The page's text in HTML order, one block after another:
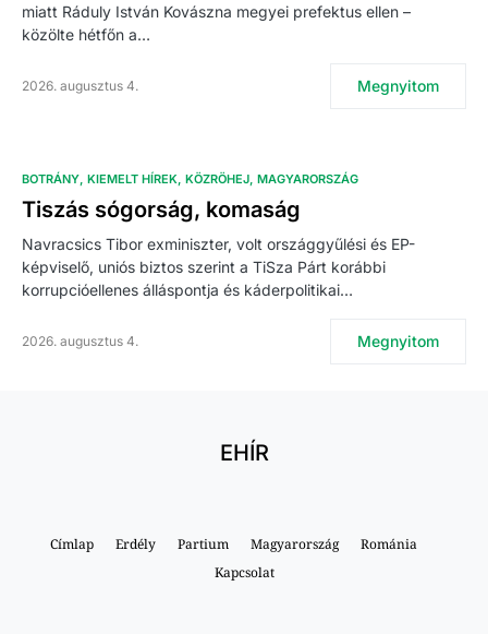
miatt Ráduly István Kovászna megyei prefektus ellen –
közölte hétfőn a…
2026. augusztus 4. Megnyitom
BOTRÁNY KIEMELT HÍREK KÖZRÖHEJ MAGYARORSZÁG
Tiszás sógorság, komaság
Navracsics Tibor exminiszter, volt országgyűlési és EP-
képviselő, uniós biztos szerint a TiSza Párt korábbi
korrupcióellenes álláspontja és káderpolitikai…
2026. augusztus 4. Megnyitom
EHÍR
Címlap Erdély Partium Magyarország
Románia
Kapcsolat